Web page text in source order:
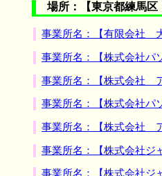
場所：【東京都練馬区
事業所名：【有限会社
事業所名：【株式会社パ
事業所名：【株式会社
事業所名：【株式会社パ
事業所名：【株式会社
事業所名：【株式会社ジ
事業所名：【株式会社ジ